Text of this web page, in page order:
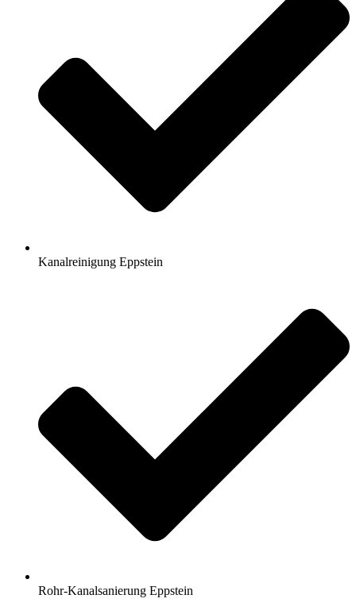
Kanalreinigung Eppstein
Rohr-Kanalsanierung Eppstein